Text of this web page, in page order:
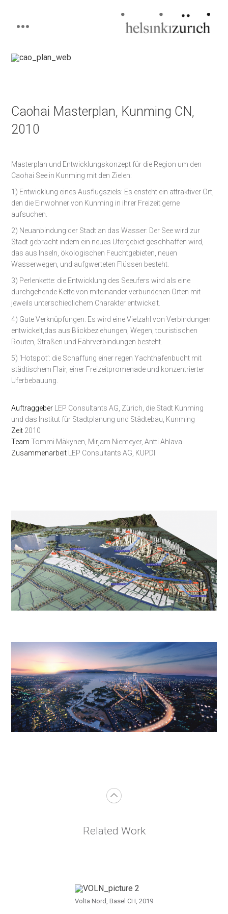
Skip
to
Caohai Masterplan, Kunming CN,
2010
Masterplan und Entwicklungskonzept für die Region um den
Caohai See in Kunming mit den Zielen:
1) Entwicklung eines Ausflugsziels: Es ensteht ein attraktiver Ort,
den die Einwohner von Kunming in ihrer Freizeit gerne
aufsuchen.
2) Neuanbindung der Stadt an das Wasser: Der See wird zur
Stadt gebracht indem ein neues Ufergebiet geschhaffen wird,
das aus Inseln, ökologischen Feuchtgebieten, neuen
Wasserwegen, und aufgwerteten Flüssen besteht.
3) Perlenkette: die Entwicklung des Seeufers wird als eine
durchgehende Kette von miteinander verbundenen Orten mit
jeweils unterschiedlichem Charakter entwickelt.
4) Gute Verknüpfungen: Es wird eine Vielzahl von Verbindungen
entwickelt,das aus Blickbeziehungen, Wegen, touristischen
Routen, Straßen und Fährverbindungen besteht.
5) ‘Hotspot’: die Schaffung einer regen Yachthafenbucht mit
städtischem Flair, einer Freizeitpromenade und konzentrierter
Uferbebauung.
Auftraggeber
LEP Consultants AG, Zürich, die Stadt Kunming
und das Institut für Stadtplanung und Städtebau, Kunming
Zeit 2010
TeamTommi Mäkynen, Mirjam Niemeyer, Antti Ahlava
Zusammenarbeit LEP Consultants AG, KUPDI
Related Work
Volta Nord, Basel CH, 2019